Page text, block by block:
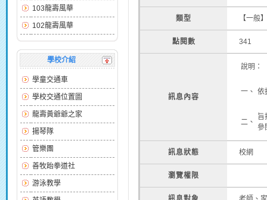
103龍壽風華
102龍壽風華
學校介紹
學童交通車
學校交通位置圖
龍壽黃爺爺之家
揚琴隊
管樂團
善牧跆拳道社
游泳教學
類型 【一般】
點閱數 341
訊息內容
說明：
一、 依
二、
旨
參
訊息狀態 校網
瀏覽權限